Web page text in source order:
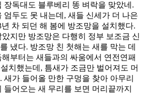
장독대도 블루베리 똥 벼락을 맞았네.
엄두도 못 내는데, 새들 신세가 더 나은
차 되던 해 봄에 방조망을 설치했다.
지만 방조망은 다행히 정부 보조금 신
냈다. 방조망 친 첫해는 새를 막는 데
부터는 새들과의 싸움에서 연전연패
치했는데, 틈새가 조금만 벌어져도 머
새가 들어올 만한 구멍을 찾아 아무리
들어오는 새 무리를 보면 머리끝까지